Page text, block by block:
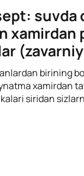
suvda
xamirdan
birining
xamirdan
siridan